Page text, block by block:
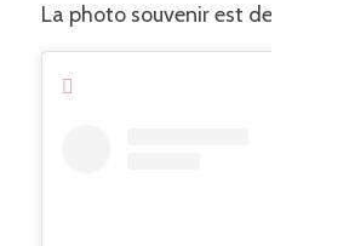
La photo souvenir est de rigueur !